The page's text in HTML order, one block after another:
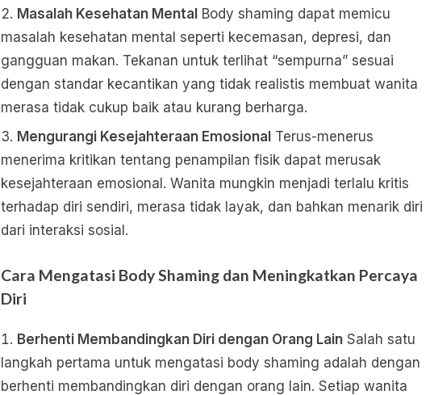
Masalah Kesehatan Mental Body shaming dapat memicu
masalah kesehatan mental seperti kecemasan, depresi, dan
gangguan makan. Tekanan untuk terlihat “sempurna” sesuai
dengan standar kecantikan yang tidak realistis membuat wanita
merasa tidak cukup baik atau kurang berharga.
Mengurangi Kesejahteraan Emosional Terus-menerus
menerima kritikan tentang penampilan fisik dapat merusak
kesejahteraan emosional. Wanita mungkin menjadi terlalu kritis
terhadap diri sendiri, merasa tidak layak, dan bahkan menarik diri
dari interaksi sosial.
Cara Mengatasi Body Shaming dan Meningkatkan Percaya
Diri
Berhenti Membandingkan Diri dengan Orang Lain Salah satu
langkah pertama untuk mengatasi body shaming adalah dengan
berhenti membandingkan diri dengan orang lain. Setiap wanita